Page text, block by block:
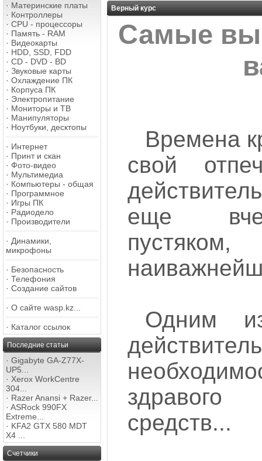
· Материнские платы
· Контроллеры
· CPU - процессоры
· Память - RAM
· Видеокарты
· HDD, SSD, FDD
· CD - DVD - BD
· Звуковые карты
· Охлаждение ПК
· Корпуса ПК
· Электропитание
· Мониторы и ТВ
· Манипуляторы
· Ноутбуки, десктопы
· Интернет
· Принт и скан
· Фото-видео
· Мультимедиа
· Компьютеры - общая
· Программное
· Игры ПК
· Радиодело
· Производители
· Динамики,
микрофоны
· Безопасность
· Телефония
· Создание сайтов
· О сайте wasp.kz...
· Каталог ссылок
Последние статьи
· Gigabyte GA-Z77X-
UP5...
· Xerox WorkCentre
304...
· Razer Anansi + Razer...
· ASRock 990FX
Extreme...
· KFA2 GTX 580 MDT
X4 ...
Счетчики
Верный курс
Самые
Времена
свой
еще
Одним
здравого
средств...